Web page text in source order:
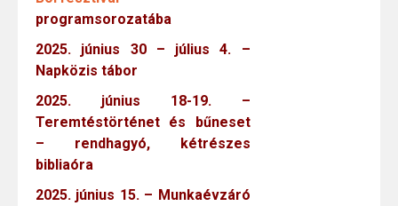
programsorozatába
2025. június 30 – július 4. –
Napközis tábor
2025. június 18-19. –
Teremtéstörténet és bűneset
– rendhagyó, kétrészes
bibliaóra
2025. június 15. – Munkaévzáró